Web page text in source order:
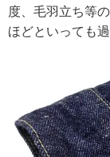
度、毛羽立ち等
ほどといっても